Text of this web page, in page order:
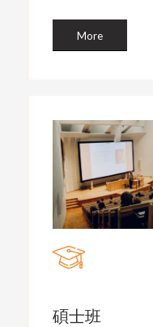
More
碩士班